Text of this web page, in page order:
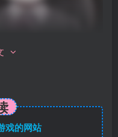
戏的网站